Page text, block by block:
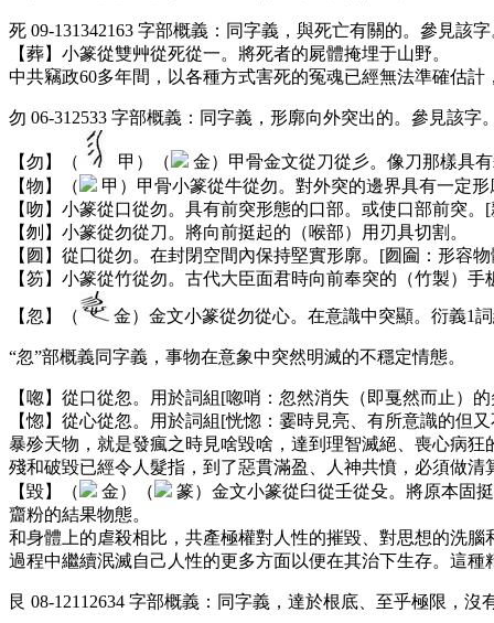
死 09-131342163 字部概義：同字義，與死亡有關的。參見該字
【葬】小篆從雙艸從死從一。將死者的屍體掩埋于山野。
中共竊政60多年間，以各種方式害死的冤魂已經無法準確估
勿 06-312533 字部概義：同字義，形廓向外突出的。參見該字。
【勿】（ 甲）（
金）甲骨金文從刀從彡。像刀那樣具
【物】（
甲）甲骨小篆從牛從勿。對外突的邊界具有一定
【吻】小篆從口從勿。具有前突形態的口部。或使口部前突。
【刎】小篆從勿從刀。將向前挺起的（喉部）用刃具切割。
【囫】從囗從勿。在封閉空間內保持堅實形廓。[囫圇：形容
【笏】小篆從竹從勿。古代大臣面君時向前奉突的（竹製）
【忽】（
金）金文小篆從勿從心。在意識中突顯。衍義1
“忽”部概義同字義，事物在意象中突然明滅的不穩定情態。
【唿】從口從忽。用於詞組[唿哨：忽然消失（即戛然而止）的
【惚】從心從忽。用於詞組[恍惚：霎時見亮、有所意識的但
暴殄天物，就是發瘋之時見啥毀啥，達到理智滅絕、喪心病
殘和破毀已經令人髮指，到了惡貫滿盈、人神共憤，必須做清
【毀】（
金）（
篆）金文小篆從臼從壬從殳。將原本固
齏粉的結果物態。
和身體上的虐殺相比，共產極權對人性的摧毀、對思想的洗
過程中繼續泯滅自己人性的更多方面以便在其治下生存。這
艮 08-12112634 字部概義：同字義，達於根底、至乎極限，沒